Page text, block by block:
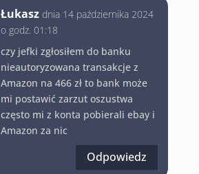
Łukasz dnia 14 października 2024
o godz. 01:18
czy jefki zgłosiłem do banku
nieautoryzowana transakcje z
Amazon na 466 zł to bank może
mi postawić zarzut oszustwa
często mi z konta pobierali ebay i
Amazon za nic
Odpowiedz